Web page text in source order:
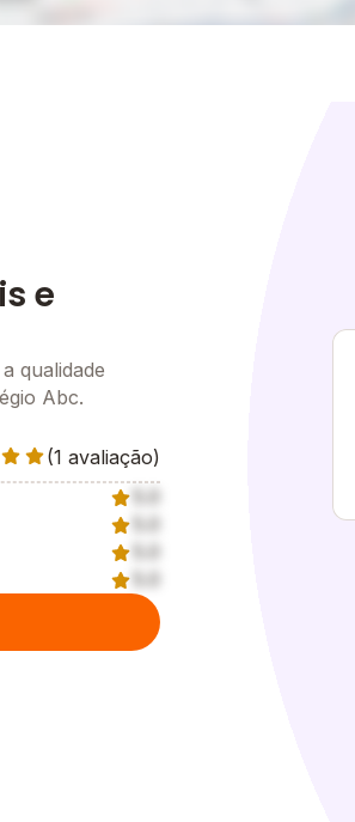
e
qualidade
Abc.
(1 avaliação)